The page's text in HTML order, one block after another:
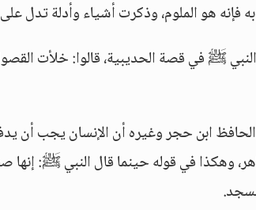
فإنه هو الملوم، وذكرت أشياء وأدلة تدل
ﷺ في قصة الحديبية، قالوا: خلأت
ابن حجر وغيره أن الإنسان يجب أن يدفع
وهكذا في قوله حينما قال النبي ﷺ: إنها